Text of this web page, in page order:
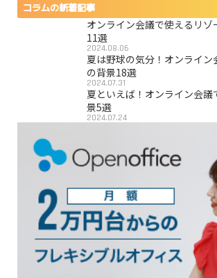
コラムの新着記事
オンライン会議で使えるリゾ
11選
2024.08.06
夏は野球の気分！オンライン
の背景18選
2024.07.31
夏といえば！オンライン会
景5選
2024.07.24